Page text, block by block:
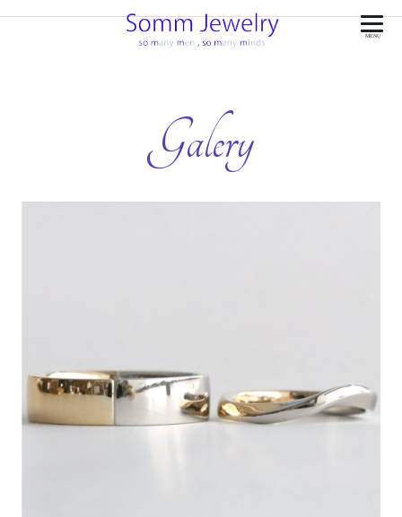
MENU
Galery